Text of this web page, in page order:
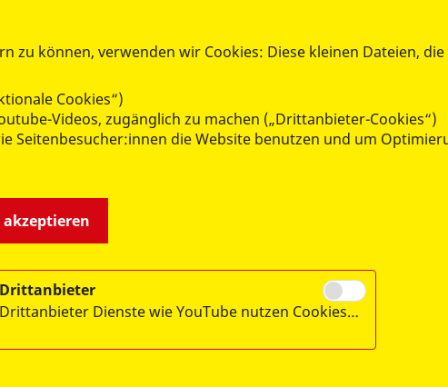
Bankverbindung für Ihre Spenden. Viele Dank.
zu können, verwenden wir Cookies: Diese kleinen Dateien,
Cookies“)
Videos, zugänglich zu machen („Drittanbieter-Cookies“)
Seitenbesucher:innen die Website benutzen und um
akzeptieren
Drittanbieter
Drittanbieter Dienste wie YouTube nutzen Cookies…